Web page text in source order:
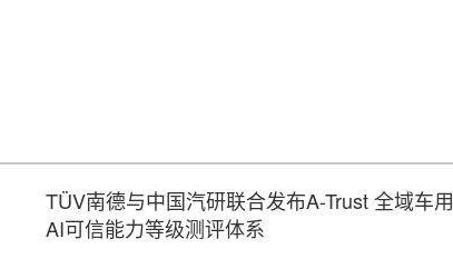
TÜV南德与中国汽研联合发布A-Trust 全域车用
AI可信能力等级测评体系